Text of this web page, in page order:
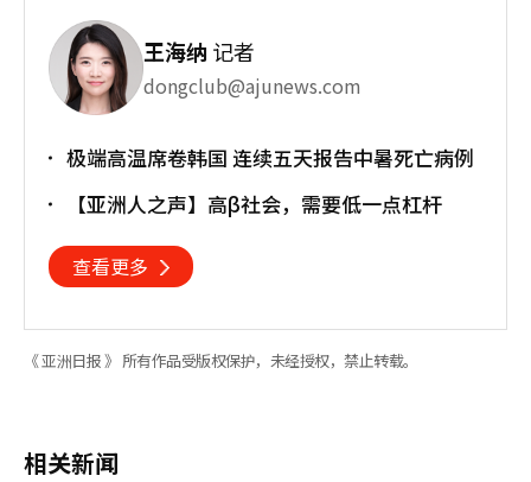
王海纳 记者
dongclub@ajunews.com
极端高温席卷韩国 连续五天报告中暑死亡病例
【亚洲人之声】高β社会，需要低一点杠杆
查看更多
《 亚洲日报 》 所有作品受版权保护，未经授权，禁止转载。
相关新闻